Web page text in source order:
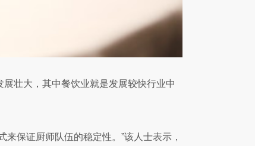
壮大，其中餐饮业就是发展较快行业中
保证厨师队伍的稳定性。”该人士表示，